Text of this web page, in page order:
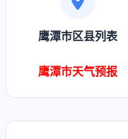
鹰潭市区县列表
鹰潭市天气预报